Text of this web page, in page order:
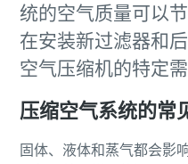
统的空气质量可以
在安装新过滤器和
空气压缩机的特定需
压缩空气系统的常
固体、液体和蒸气都会影